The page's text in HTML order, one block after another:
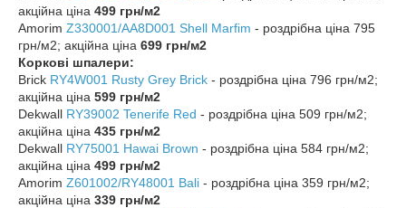
акційна ціна 499 грн/м2
Amorim Z330001/AA8D001 Shell Marfim - роздрібна ціна 795
грн/м2; акційна ціна 699 грн/м2
Коркові шпалери:
Brick RY4W001 Rusty Grey Brick - роздрібна ціна 796 грн/м2;
акційна ціна 599 грн/м2
Dekwall RY39002 Tenerife Red - роздрібна ціна 509 грн/м2;
акційна ціна 435 грн/м2
Dekwall RY75001 Hawai Brown - роздрібна ціна 584 грн/м2;
акційна ціна 499 грн/м2
Amorim Z601002/RY48001 Bali - роздрібна ціна 359 грн/м2;
акційна ціна 339 грн/м2